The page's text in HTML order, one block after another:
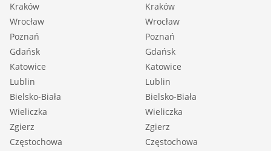
Kraków
Wrocław
Poznań
Gdańsk
Katowice
Lublin
Bielsko-Biała
Wieliczka
Zgierz
Częstochowa
Kraków
Wrocław
Poznań
Gdańsk
Katowice
Lublin
Bielsko-Biała
Wieliczka
Zgierz
Częstochowa